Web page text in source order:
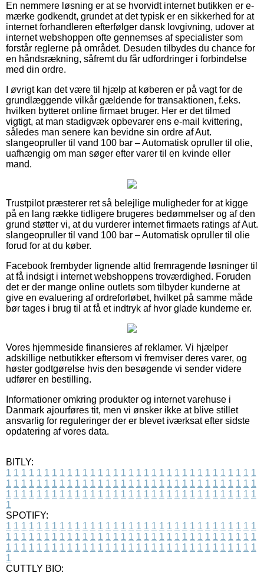
En nemmere løsning er at se hvorvidt internet butikken er e-
mærke godkendt, grundet at det typisk er en sikkerhed for at
internet forhandleren efterfølger dansk lovgivning, udover at
internet webshoppen ofte gennemses af specialister som
forstår reglerne på området. Desuden tilbydes du chance for
en håndsrækning, såfremt du får udfordringer i forbindelse
med din ordre.
I øvrigt kan det være til hjælp at køberen er på vagt for de
grundlæggende vilkår gældende for transaktionen, f.eks.
hvilken bytteret online firmaet bruger. Her er det tilmed
vigtigt, at man stadigvæk opbevarer ens e-mail kvittering,
således man senere kan bevidne sin ordre af Aut.
slangeopruller til vand 100 bar – Automatisk opruller til olie,
uafhængig om man søger efter varer til en kvinde eller
mand.
Trustpilot præsterer ret så belejlige muligheder for at kigge
på en lang række tidligere brugeres bedømmelser og af den
grund støtter vi, at du vurderer internet firmaets ratings af Aut.
slangeopruller til vand 100 bar – Automatisk opruller til olie
forud for at du køber.
Facebook frembyder lignende altid fremragende løsninger til
at få indsigt i internet webshoppens troværdighed. Foruden
det er der mange online outlets som tilbyder kunderne at
give en evaluering af ordreforløbet, hvilket på samme måde
bør tages i brug til at få et indtryk af hvor glade kunderne er.
Vores hjemmeside finansieres af reklamer. Vi hjælper
adskillige netbutikker eftersom vi fremviser deres varer, og
høster godtgørelse hvis den besøgende vi sender videre
udfører en bestilling.
Informationer omkring produkter og internet varehuse i
Danmark ajourføres tit, men vi ønsker ikke at blive stillet
ansvarlig for reguleringer der er blevet iværksat efter sidste
opdatering af vores data.
BITLY:
1 1 1 1 1 1 1 1 1 1 1 1 1 1 1 1 1 1 1 1 1 1 1 1 1 1 1 1 1 1 1 1 1
1 1 1 1 1 1 1 1 1 1 1 1 1 1 1 1 1 1 1 1 1 1 1 1 1 1 1 1 1 1 1 1 1
1 1 1 1 1 1 1 1 1 1 1 1 1 1 1 1 1 1 1 1 1 1 1 1 1 1 1 1 1 1 1 1 1
1
SPOTIFY:
1 1 1 1 1 1 1 1 1 1 1 1 1 1 1 1 1 1 1 1 1 1 1 1 1 1 1 1 1 1 1 1 1
1 1 1 1 1 1 1 1 1 1 1 1 1 1 1 1 1 1 1 1 1 1 1 1 1 1 1 1 1 1 1 1 1
1 1 1 1 1 1 1 1 1 1 1 1 1 1 1 1 1 1 1 1 1 1 1 1 1 1 1 1 1 1 1 1 1
1
CUTTLY BIO: